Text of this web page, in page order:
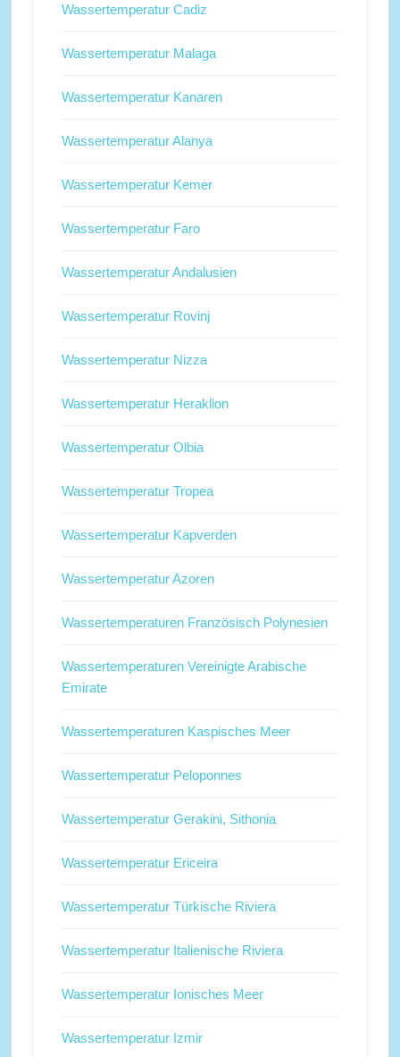
Wassertemperatur Cadiz
Wassertemperatur Malaga
Wassertemperatur Kanaren
Wassertemperatur Alanya
Wassertemperatur Kemer
Wassertemperatur Faro
Wassertemperatur Andalusien
Wassertemperatur Rovinj
Wassertemperatur Nizza
Wassertemperatur Heraklion
Wassertemperatur Olbia
Wassertemperatur Tropea
Wassertemperatur Kapverden
Wassertemperatur Azoren
Wassertemperaturen Französisch Polynesien
Wassertemperaturen Vereinigte Arabische
Emirate
Wassertemperaturen Kaspisches Meer
Wassertemperatur Peloponnes
Wassertemperatur Gerakini, Sithonia
Wassertemperatur Ericeira
Wassertemperatur Türkische Riviera
Wassertemperatur Italienische Riviera
Wassertemperatur Ionisches Meer
Wassertemperatur Izmir